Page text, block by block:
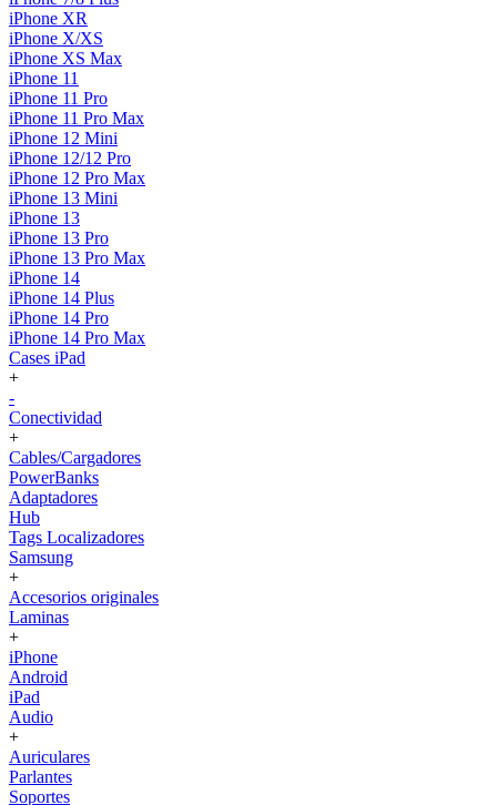
iPhone XR
iPhone X/XS
iPhone XS Max
iPhone 11
iPhone 11 Pro
iPhone 11 Pro Max
iPhone 12 Mini
iPhone 12/12 Pro
iPhone 12 Pro Max
iPhone 13 Mini
iPhone 13
iPhone 13 Pro
iPhone 13 Pro Max
iPhone 14
iPhone 14 Plus
iPhone 14 Pro
iPhone 14 Pro Max
Cases iPad
+
-
Conectividad
+
Cables/Cargadores
PowerBanks
Adaptadores
Hub
Tags Localizadores
Samsung
+
Accesorios originales
Laminas
+
iPhone
Android
iPad
Audio
+
Auriculares
Parlantes
Soportes